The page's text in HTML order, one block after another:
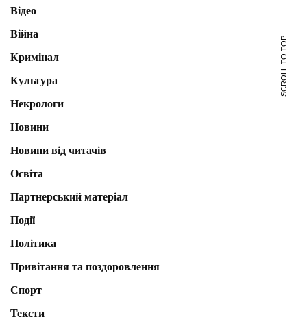
Відео
Війна
Кримінал
Культура
Некрологи
Новини
Новини від читачів
Освіта
Партнерський матеріал
Події
Політика
Привітання та поздоровлення
Спорт
Тексти
SCROLL TO TOP